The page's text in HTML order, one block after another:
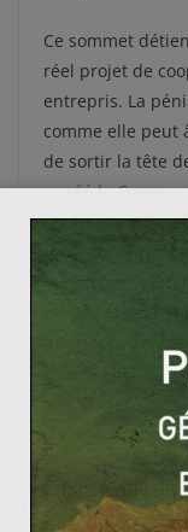
Ce sommet
réel projet de
entrepris. La
comme elle peut
de sortir la tête
a créé la
caribéens
route de
autonome et en
échanges avec
(trop) souvent
Relance du
eure du test